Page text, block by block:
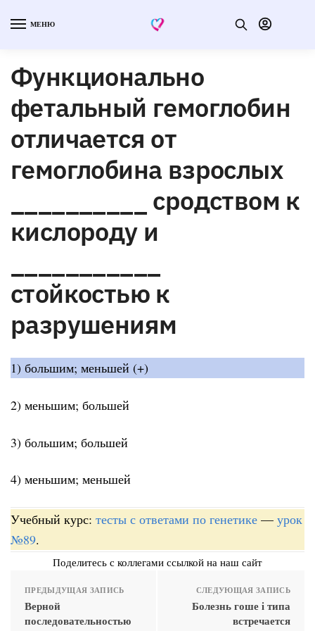
МЕНЮ
Функционально
фетальный гемоглобин
отличается от
гемоглобина взрослых
__________ сродством к
кислороду и
стойкостью к
разрушениям
1) большим; меньшей (+)
2) меньшим; большей
3) большим; большей
4) меньшим; меньшей
Учебный курс: тесты с ответами по генетике — урок
№89.
Поделитесь с коллегами ссылкой на наш сайт
ПРЕДЫДУЩАЯ ЗАПИСЬ
Верной
последовательностью
СЛЕДУЮЩАЯ ЗАПИСЬ
Болезнь гоше i типа
встречается